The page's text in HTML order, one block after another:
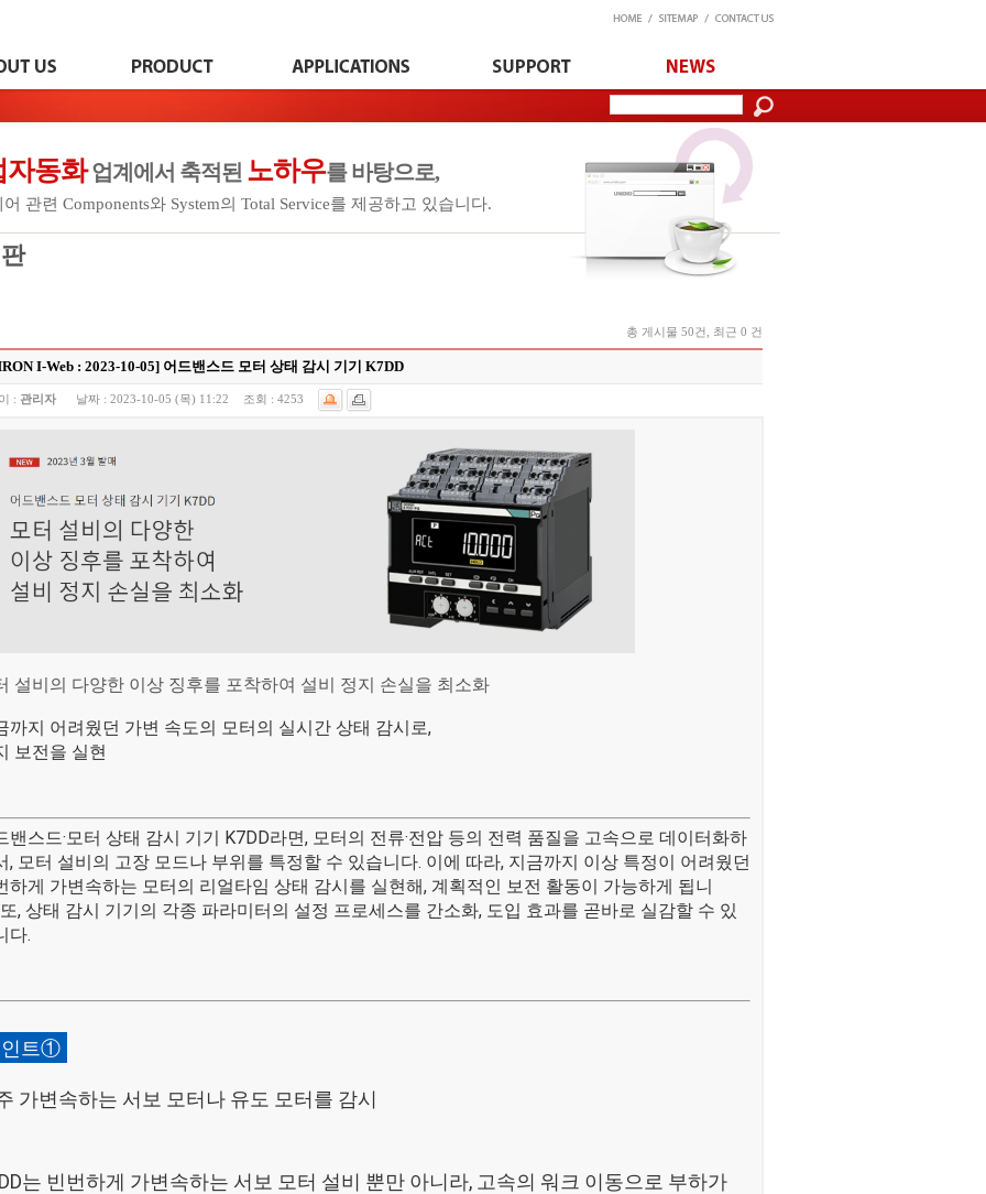
자동화 업계에서 축적된 노하우를 바탕으로,
관련 Components와 System의 Total Service를 제공하고 있습니다.
총 게시물 50건, 최근 0 건
I-Web : 2023-10-05] 어드밴스드 모터 상태 감시 기기 K7DD
: 관리자 날짜 : 2023-10-05 (목) 11:22 조회 : 4253
설비의 다양한 이상 징후를 포착하여 설비 정지 손실을 최소화
까지 어려웠던 가변 속도의 모터의 실시간 상태 감시로,
보전을 실현
밴스드·모터 상태 감시 기기 K7DD라면, 모터의 전류·전압 등의 전력 품질을 고속으로 데이터화하
, 모터 설비의 고장 모드나 부위를 특정할 수 있습니다. 이에 따라, 지금까지 이상 특정이 어려웠던
하게 가변속하는 모터의 리얼타임 상태 감시를 실현해, 계획적인 보전 활동이 가능하게 됩니
또, 상태 감시 기기의 각종 파라미터의 설정 프로세스를 간소화, 도입 효과를 곧바로 실감할 수 있
다.
인트①
가변속하는 서보 모터나 유도 모터를 감시
는 빈번하게 가변속하는 서보 모터 설비 뿐만 아니라, 고속의 워크 이동으로 부하가